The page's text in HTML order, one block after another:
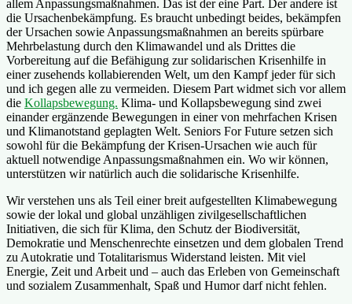
allem Anpassungsmaßnahmen. Das ist der eine Part. Der andere ist
die Ursachenbekämpfung. Es braucht unbedingt beides, bekämpfen
der Ursachen sowie Anpassungsmaßnahmen an bereits spürbare
Mehrbelastung durch den Klimawandel und als Drittes die
Vorbereitung auf die Befähigung zur solidarischen Krisenhilfe in
einer zusehends kollabierenden Welt, um den Kampf jeder für sich
und ich gegen alle zu vermeiden. Diesem Part widmet sich vor allem
die Kollapsbewegung. Klima- und Kollapsbewegung sind zwei
einander ergänzende Bewegungen in einer von mehrfachen Krisen
und Klimanotstand geplagten Welt. Seniors For Future setzen sich
sowohl für die Bekämpfung der Krisen-Ursachen wie auch für
aktuell notwendige Anpassungsmaßnahmen ein. Wo wir können,
unterstützen wir natürlich auch die solidarische Krisenhilfe.
Wir verstehen uns als Teil einer breit aufgestellten Klimabewegung
sowie der lokal und global unzähligen zivilgesellschaftlichen
Initiativen, die sich für Klima, den Schutz der Biodiversität,
Demokratie und Menschenrechte einsetzen und dem globalen Trend
zu Autokratie und Totalitarismus Widerstand leisten. Mit viel
Energie, Zeit und Arbeit und – auch das Erleben von Gemeinschaft
und sozialem Zusammenhalt, Spaß und Humor darf nicht fehlen.